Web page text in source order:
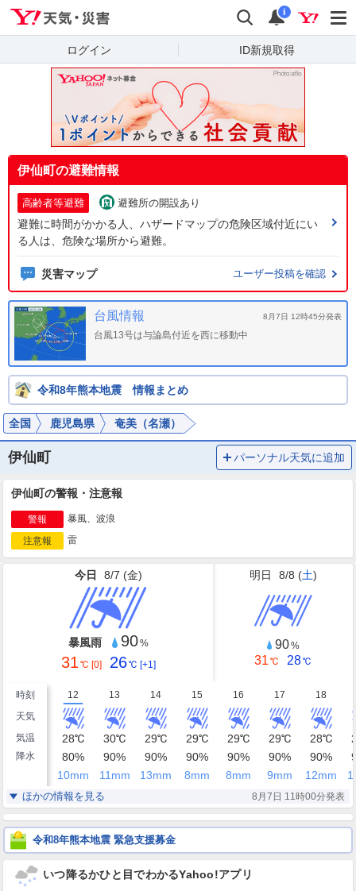
検索 通知
i
ログイン ID新規取得
伊仙町の避難情報
高齢者等避難 避難所の開設あり
避難に時間がかかる人、ハザードマップの危険区域付近にい
る人は、危険な場所から避難。
災害マップ ユーザー投稿を確認
台風情報 8月7日 12時45分発表
台風13号は与論島付近を西に移動中
令和8年熊本地震 情報まとめ
全国 鹿児島県 奄美（名瀬）
伊仙町 パーソナル天気に追加
伊仙町の警報・注意報
警報
暴風、波浪
注意報
雷
今日 8/7 (金)
暴風雨 90%
31 ℃ [0] 26℃ [+1]
明日 8/8 (土)
90%
31 ℃ 28℃
時刻 12 13 14 15 16 17
18
天気
気温
28℃ 30℃ 29℃ 29℃ 29℃ 29℃ 28℃
降水 80% 90% 90% 90% 90% 90% 90%
10mm 11 mm 13mm 8mm 8mm 9mm 12mm
湿度 98 % 92 % 92%
風
東
15m/s
東南東
17m/s
東南東
17m/s
東南東
16m/s
南東
16m/s
南東
19m/s
南東
20m/s
ほかの情報を見る 8月7日 11時00分発表
令和8年熊本地震 緊急支援募金
いつ降るかひと目でわかるYahoo!アプリ